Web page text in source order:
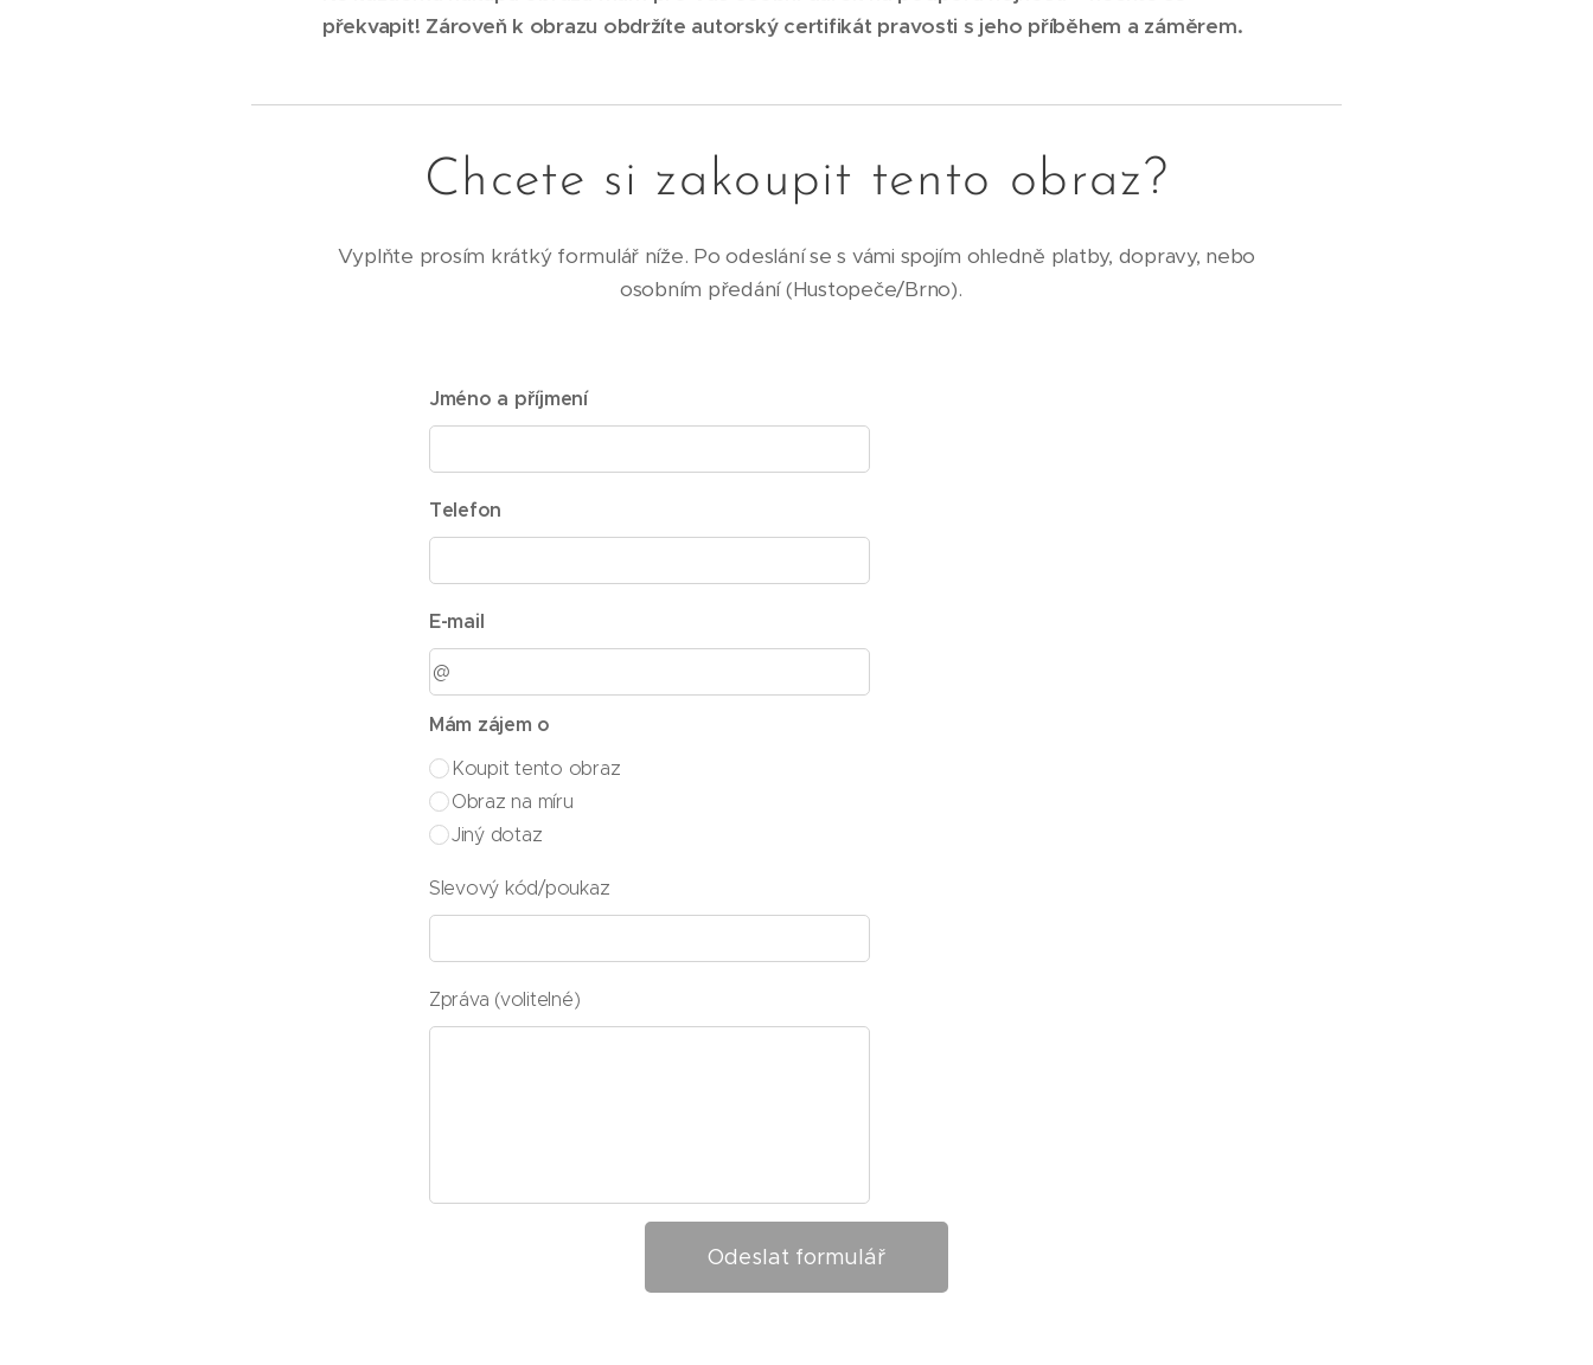
překvapit! Zároveň k obrazu obdržíte autorský certifikát pravosti s jeho příběhem a záměrem.
Chcete si zakoupit tento obraz?
Vyplňte prosím krátký formulář níže. Po odeslání se s vámi spojím ohledně platby, dopravy, nebo
osobním předání (Hustopeče/Brno).
Jméno a příjmení
Telefon
E-mail
Mám zájem o
Koupit tento obraz
Obraz na míru
Jiný dotaz
Slevový kód/poukaz
Zpráva (volitelné)
Odeslat formulář